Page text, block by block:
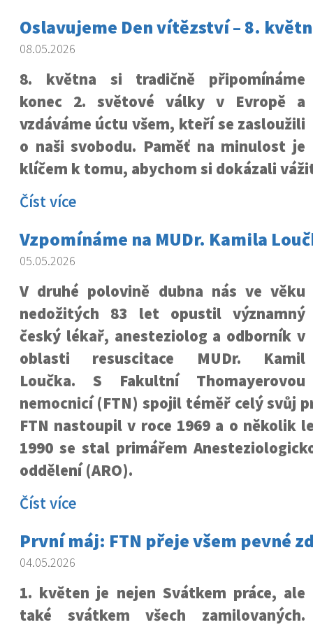
Oslavujeme Den vítězství – 8.
08.05.2026
8. května si tradičně připomínáme
konec 2. světové války v Evropě a
vzdáváme úctu všem, kteří se zasloužili
o naši svobodu. Paměť na minulost je
klíčem k tomu, abychom si dokázali
Číst více
Vzpomínáme na MUDr. Kamila
05.05.2026
V druhé polovině dubna nás ve věku
nedožitých 83 let opustil významný
český lékař, anesteziolog a odborník v
oblasti resuscitace MUDr. Kamil
Loučka. S Fakultní Thomayerovou
nemocnicí (FTN) spojil téměř celý svůj
FTN nastoupil v roce 1969 a o několik
1990 se stal primářem
oddělení (ARO).
Číst více
První máj: FTN přeje všem pevné
04.05.2026
1. květen je nejen Svátkem práce, ale
také svátkem všech zamilovaných.